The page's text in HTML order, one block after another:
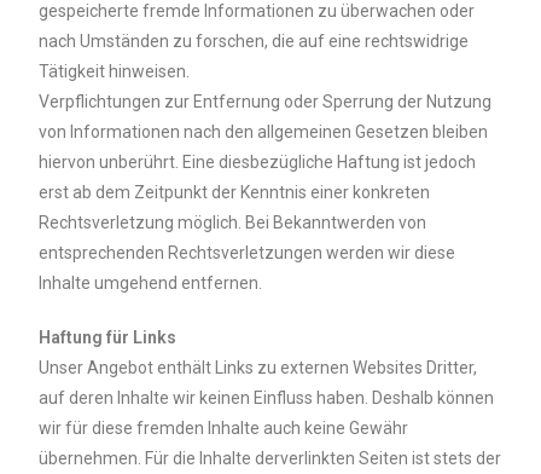
gespeicherte fremde Informationen zu überwachen oder
nach Umständen zu forschen, die auf eine rechtswidrige
Tätigkeit hinweisen.
Verpflichtungen zur Entfernung oder Sperrung der Nutzung
von Informationen nach den allgemeinen Gesetzen bleiben
hiervon unberührt. Eine diesbezügliche Haftung ist jedoch
erst ab dem Zeitpunkt der Kenntnis einer konkreten
Rechtsverletzung möglich. Bei Bekanntwerden von
entsprechenden Rechtsverletzungen werden wir diese
Inhalte umgehend entfernen.
Haftung für Links
Unser Angebot enthält Links zu externen Websites Dritter,
auf deren Inhalte wir keinen Einfluss haben. Deshalb können
wir für diese fremden Inhalte auch keine Gewähr
übernehmen. Für die Inhalte derverlinkten Seiten ist stets der